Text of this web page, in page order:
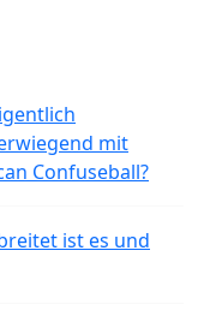
mit
Confuseball?
ist es und